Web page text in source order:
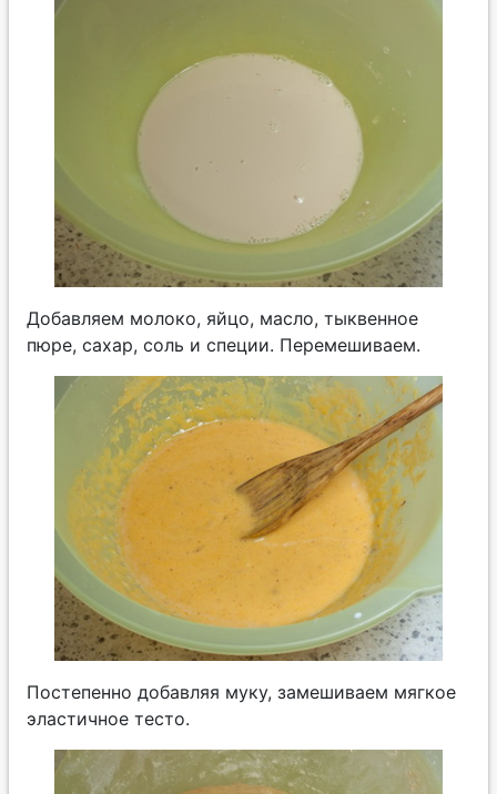
Добавляем молоко, яйцо, масло, тыквенное
пюре, сахар, соль и специи. Перемешиваем.
Постепенно добавляя муку, замешиваем мягкое
эластичное тесто.